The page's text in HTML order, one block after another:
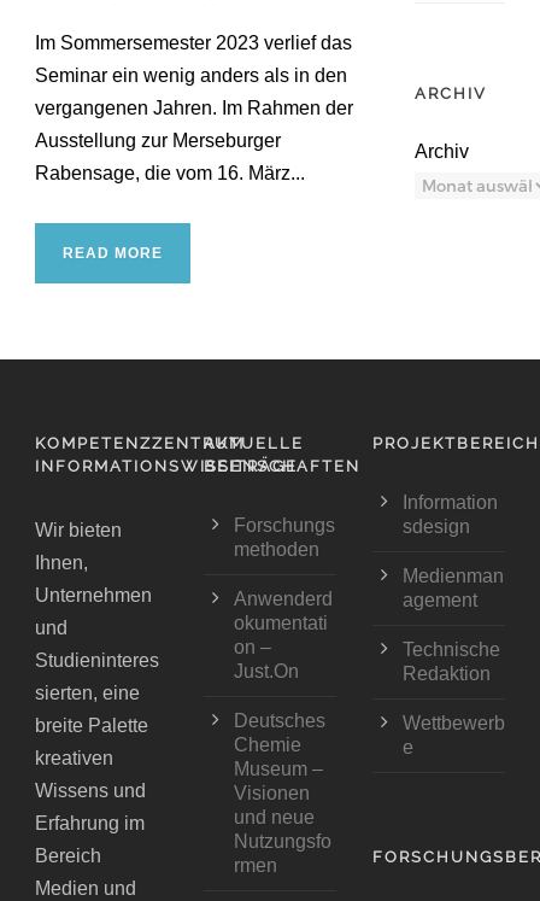
Im Sommersemester 2023 verlief das
Seminar ein wenig anders als in den
vergangenen Jahren. Im Rahmen der
Ausstellung zur Merseburger
Rabensage, die vom 16. März...
READ MORE
ARCHIV
Archiv
KOMPETENZZENTRUM
INFORMATIONSWISSENSCHAFTEN
Wir bieten
Ihnen,
Unternehmen
und
Studieninteres
sierten, eine
breite Palette
kreativen
Wissens und
Erfahrung im
Bereich
Medien und
AKTUELLE
BEITRÄGE
Forschungs
methoden
Anwenderd
okumentati
on –
Just.On
Deutsches
Chemie
Museum –
Visionen
und neue
Nutzungsfo
rmen
Information
sdesign
Medienman
agement
Technische
Redaktion
Wettbewerb
e